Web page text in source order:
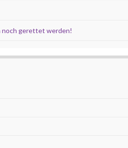
noch gerettet werden!